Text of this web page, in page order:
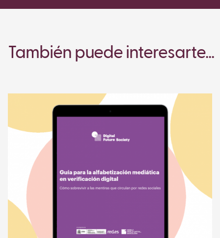
También puede interesarte...